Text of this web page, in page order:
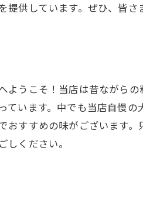
提供しています。ぜひ、皆
ようこそ！当店は昔ながら
ています。中でも当店自慢
おすすめの味がございます
しください。